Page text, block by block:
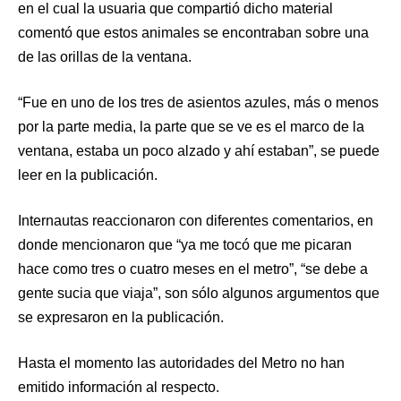
en el cual la usuaria que compartió dicho material
comentó que estos animales se encontraban sobre una
de las orillas de la ventana.
“Fue en uno de los tres de asientos azules, más o menos
por la parte media, la parte que se ve es el marco de la
ventana, estaba un poco alzado y ahí estaban”, se puede
leer en la publicación.
Internautas reaccionaron con diferentes comentarios, en
donde mencionaron que “ya me tocó que me picaran
hace como tres o cuatro meses en el metro”, “se debe a
gente sucia que viaja”, son sólo algunos argumentos que
se expresaron en la publicación.
Hasta el momento las autoridades del Metro no han
emitido información al respecto.